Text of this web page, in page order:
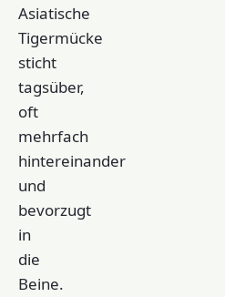
Asiatische
Tigermücke
sticht
tagsüber,
oft
mehrfach
hintereinander
und
bevorzugt
in
die
Beine.